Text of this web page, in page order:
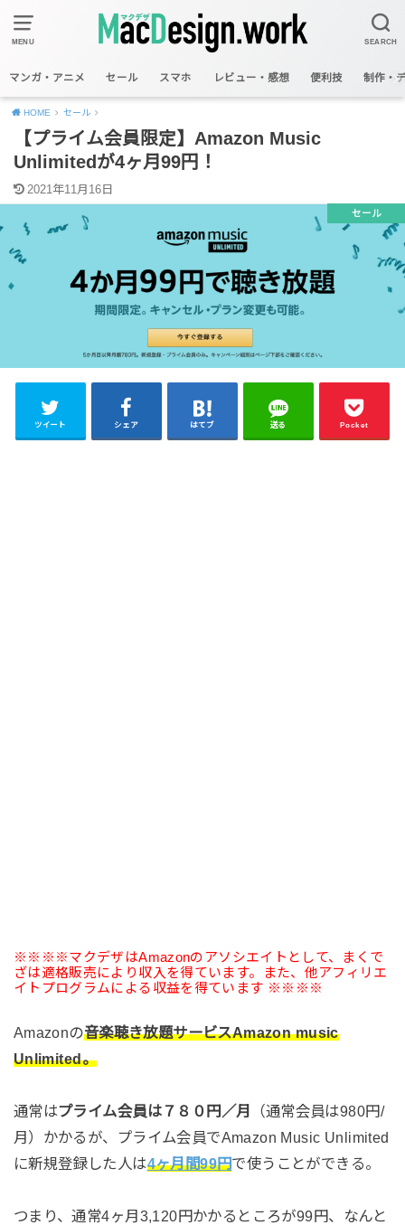
MENU SEARCH
マンガ・アニメ セール スマホ レビュー・感想 便利技 制作・
HOME セール
【プライム会員限定】Amazon Music
Unlimitedが4ヶ月99円！
2021年11月16日
セール
ツイート シェア はてブ 送る Pocket
※※※※マクデザはAmazonのアソシエイトとして、まくで
ざは適格販売により収入を得ています。また、他アフィリエ
イトプログラムによる収益を得ています ※※※※
Amazonの音楽聴き放題サービスAmazon music
Unlimited。
通常はプライム会員は７８０円／月
（通常会員は980円/
月）かかるが、プライム会員でAmazon Music Unlimited
に新規登録した人は4ヶ月間99円で使うことができる。
つまり、通常4ヶ月3,120円かかるところが99円、なんと